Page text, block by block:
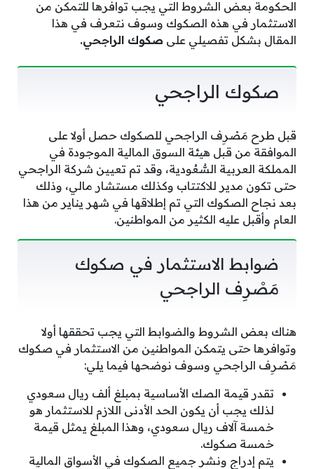
الحكومة بعض الشروط التي يجب توافرها للتمكن من
الاستثمار في هذه الصكوك وسوف نتعرف في هذا
المقال بشكل تفصيلي على صكوك الراجحي.
صكوك الراجحي
قبل طرح مَصْرِف الراجحي للصكوك حصل أولا على
الموافقة من قبل هيئة السوق المالية الموجودة في
المملكة العربية السُّعُودية، وقد تم تعيين شركة الراجحي
حتى تكون مدير للاكتتاب وكذلك مستشار مالي، وذلك
بعد نجاح الصكوك التي تم إطلاقها في شهر يناير من هذا
العام وأقبل عليه الكثير من المواطنين.
ضوابط الاستثمار في صكوك
مَصْرِف الراجحي
هناك بعض الشروط والضوابط التي يجب تحققها أولا
وتوافرها حتى يتمكن المواطنين من الاستثمار في صكوك
مَصْرِف الراجحي وسوف نوضحها فيما يلي:
تقدر قيمة الصك الأساسية بمبلغ ألف ريال سعودي
لذلك يجب أن يكون الحد الأدنى اللازم للاستثمار هو
خمسة آلاف ريال سعودي، وهذا المبلغ يمثل قيمة
خمسة صكوك.
يتم إدراج ونشر جميع الصكوك في الأسواق المالية